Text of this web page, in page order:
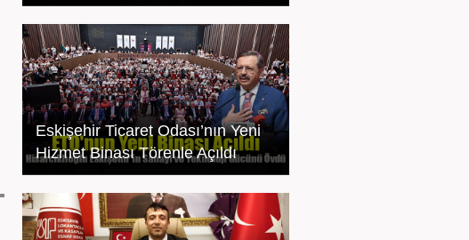
Eskişehir Ticaret Odası’nın Yeni
Hizmet Binası Törenle Açıldı